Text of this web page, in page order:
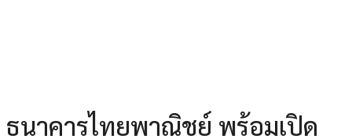
ธนาคารไทยพาณิชย์ พร้อมเปิด